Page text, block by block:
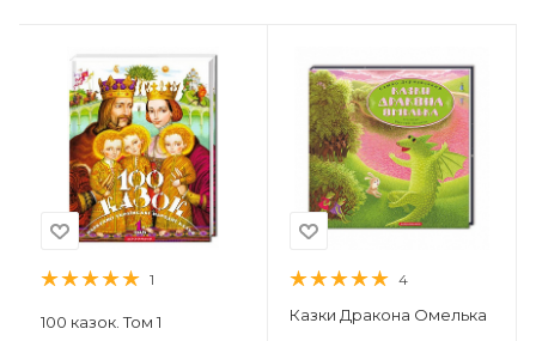
1
100 казок. Том 1
4
Казки Дракона Омелька